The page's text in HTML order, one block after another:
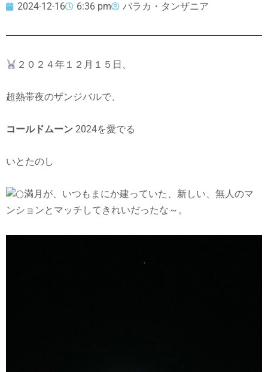
2024-12-16 6:36 pm バラカ・タンザニア
２０２４年１２月１５日、
超熱帯夜のザンジバルで、
コールドムーン 2024を愛でる
いとたのし
満月が、いつもまにか建っていた、新しい、無人のマ
ンションとマッチしてきれいだったな～。